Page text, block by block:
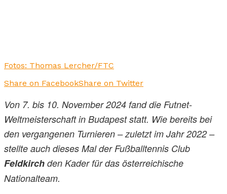
Fotos: Thomas Lercher/FTC
Share on FacebookShare on Twitter
Von 7. bis 10. November 2024 fand die Futnet-
Weltmeisterschaft in Budapest statt. Wie bereits bei
den vergangenen Turnieren – zuletzt im Jahr 2022 –
stellte auch dieses Mal der Fußballtennis Club
Feldkirch den Kader für das österreichische
Nationalteam.